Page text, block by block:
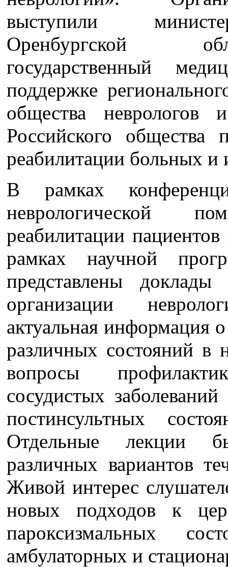
выступили
Оренбургской
государственный
поддержке
общества неврологов
Российского
реабилитации больных и
В рамках
неврологической
реабилитации
рамках научной
представлены
организации
актуальная информация
различных состояний в
вопросы
сосудистых
постинсультных
Отдельные лекции
различных вариантов
Живой интерес
новых подходов к
пароксизмальных
амбулаторных и